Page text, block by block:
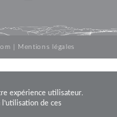
Mentions légales
expérience utilisateur.
l'utilisation de ces